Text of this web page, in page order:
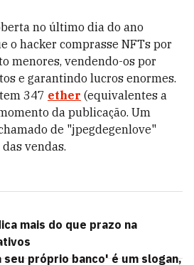
no último dia do ano
o hacker comprasse NFTs por
menores, vendendo-os por
e garantindo lucros enormes.
347 ether (equivalentes a
da publicação. Um
de "jpegdegenlove"
vendas.
mais do que prazo na
próprio banco' é um slogan,